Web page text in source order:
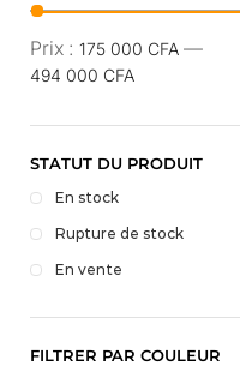
Prix : 175 000 CFA —
494 000 CFA
STATUT DU PRODUIT
En stock
Rupture de stock
En vente
FILTRER PAR COULEUR